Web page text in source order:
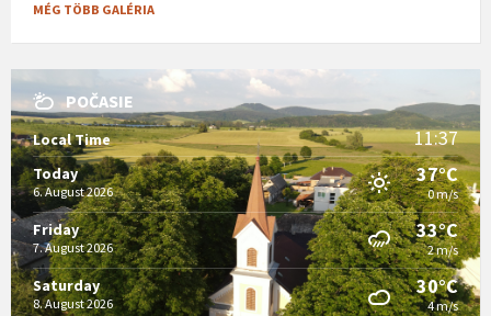
MÉG TÖBB GALÉRIA
POČASIE
Local Time 11:37
Today
6. August 2026
37°C
0 m/s
Friday
7. August 2026
33°C
2 m/s
Saturday
8. August 2026
30°C
4 m/s